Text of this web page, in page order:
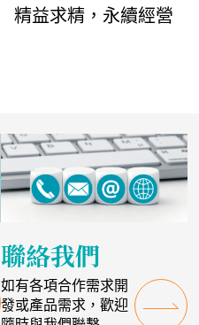
精益求精，永續經營
聯絡我們
如有各項合作需求開
發或產品需求，歡迎